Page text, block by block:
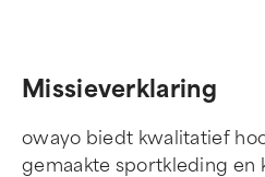
Missieverklaring
owayo biedt kwalitatief
gemaakte sportkleding en